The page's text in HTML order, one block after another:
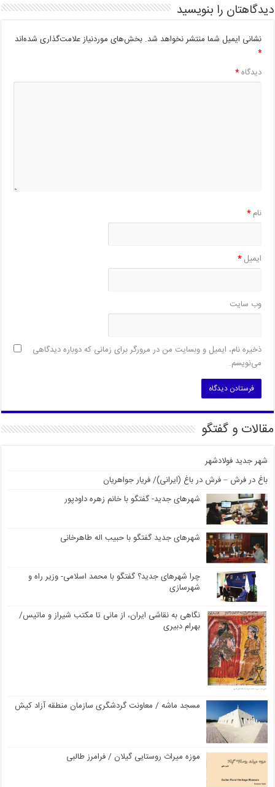
دیدگاهتان را بنویسید
نشانی ایمیل شما منتشر نخواهد شد. بخش‌های موردنیاز علامت‌گذاری شده‌اند
*
دیدگاه*
نام*
ایمیل*
وب‌ سایت
ذخیره نام، ایمیل و وبسایت من در مرورگر برای زمانی که دوباره دیدگاهی
می‌نویسم.
مقالات و گفتگو
شهر جدید فولادشهر
باغ در فرش – فرش در باغ (ایرانی)/ فریار جواهریان
شهرهای جدید- گفتگو با خانم زهره داودپور
شهرهای جدید گفتگو با حبیب اله طاهرخانی
چرا شهرهای جدید؟ گفتگو با محمد اسلامی- وزیر راه و
شهرسازی
نگاهی به نقاشی ایران، از مانی تا مکتب شیراز و ماتیس/
بهرام دبیری
مسجد ماشه / معاونت گردشگری سازمان منطقه آزاد کیش
موزه میراث روستایی گیلان / فرامرز طالبی